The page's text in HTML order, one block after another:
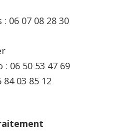
: 06 07 08 28 30
06 50 53 47 69
84 03 85 12